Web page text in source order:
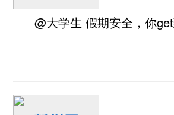
@大学生 假期安全，你